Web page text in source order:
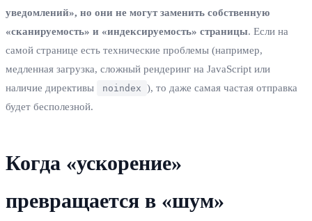
уведомлений», но они не могут заменить собственную
«сканируемость» и «индексируемость» страницы. Если на
самой странице есть технические проблемы (например,
медленная загрузка, сложный рендеринг на JavaScript или
наличие директивы
noindex ), то даже самая частая отправка
будет бесполезной.
Когда «ускорение»
превращается в «шум»